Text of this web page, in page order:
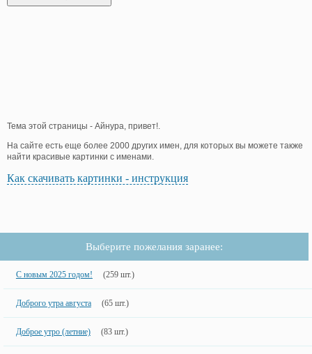
Тема этой страницы - Айнура, привет!.
На сайте есть еще более 2000 других имен, для которых вы можете также
найти красивые картинки с именами.
Как скачивать картинки - инструкция
Выберите пожелания заранее:
С новым 2025 годом! (259 шт.)
Доброго утра августа (65 шт.)
Доброе утро (летние) (83 шт.)